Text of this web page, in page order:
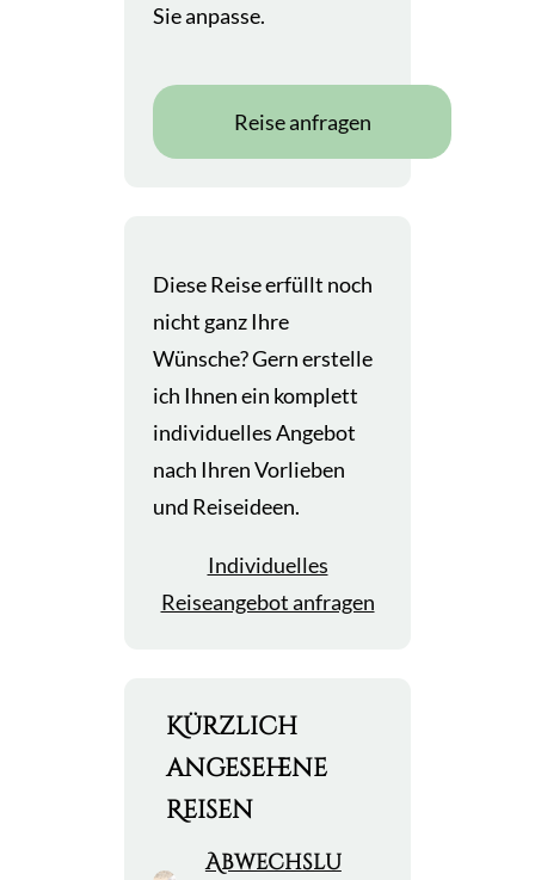
Sie anpasse.
Reise anfragen
Diese Reise erfüllt noch
nicht ganz Ihre
Wünsche? Gern erstelle
ich Ihnen ein komplett
individuelles Angebot
nach Ihren Vorlieben
und Reiseideen.
Individuelles
Reiseangebot anfragen
Kürzlich
angesehene
Reisen
Abwechslu